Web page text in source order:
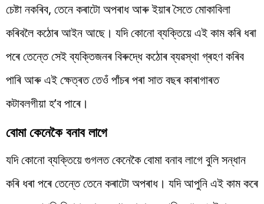
চেষ্টা নকৰিব, তেনে কৰাটো অপৰাধ আৰু ইয়াৰ সৈতে মোকাবিলা
কৰিবলৈ কঠোৰ আইন আছে। যদি কোনো ব্যক্তিয়ে এই কাম কৰি ধৰা
পৰে তেন্তে সেই ব্যক্তিজনৰ বিৰুদ্ধে কঠোৰ ব্যৱস্থা গ্ৰহণ কৰিব
পাৰি আৰু এই ক্ষেত্ৰত তেওঁ পাঁচৰ পৰা সাত বছৰ কাৰাগাৰত
কটাবলগীয়া হ’ব পাৰে।
বোমা কেনেকৈ বনাব লাগে
যদি কোনো ব্যক্তিয়ে গুগলত কেনেকৈ বোমা বনাব লাগে বুলি সন্ধান
কৰি ধৰা পৰে তেন্তে তেনে কৰাটো অপৰাধ। যদি আপুনি এই কাম কৰে